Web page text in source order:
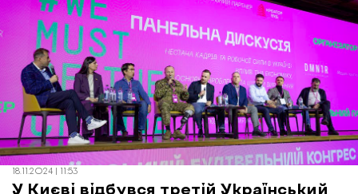
18.11.2024 | 11:53
У Києві відбувся третій Український